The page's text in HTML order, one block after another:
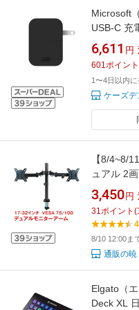
Microsoft
USB-C 充
6,611 円
601ポイント
1〜4日以内
ケーズデ
【8/4~8/
ュアル 2
インチ 液
PC モニタ
3,450 円
31ポイント (
8/10 12:00ま
通販の暁
Elgato（
Deck XL